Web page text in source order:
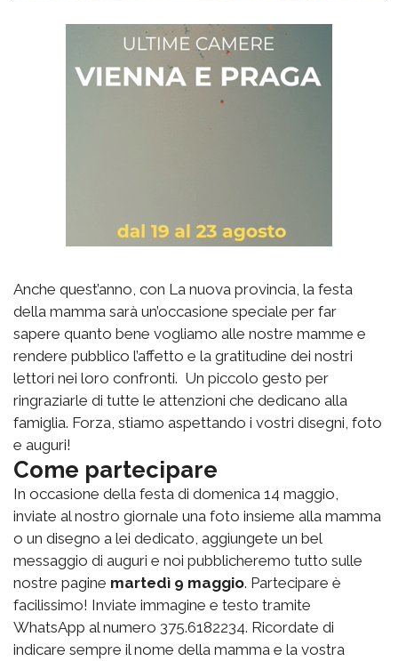
Anche quest’anno, con La nuova provincia, la festa
della mamma sarà un’occasione speciale per far
sapere quanto bene vogliamo alle nostre mamme e
rendere pubblico l’affetto e la gratitudine dei nostri
lettori nei loro confronti. Un piccolo gesto per
ringraziarle di tutte le attenzioni che dedicano alla
famiglia. Forza, stiamo aspettando i vostri disegni, foto
e auguri!
Come partecipare
In occasione della festa di domenica 14 maggio,
inviate al nostro giornale una foto insieme alla mamma
o un disegno a lei dedicato, aggiungete un bel
messaggio di auguri e noi pubblicheremo tutto sulle
nostre pagine martedì 9 maggio. Partecipare è
facilissimo! Inviate immagine e testo tramite
WhatsApp al numero 375.6182234. Ricordate di
indicare sempre il nome della mamma e la vostra